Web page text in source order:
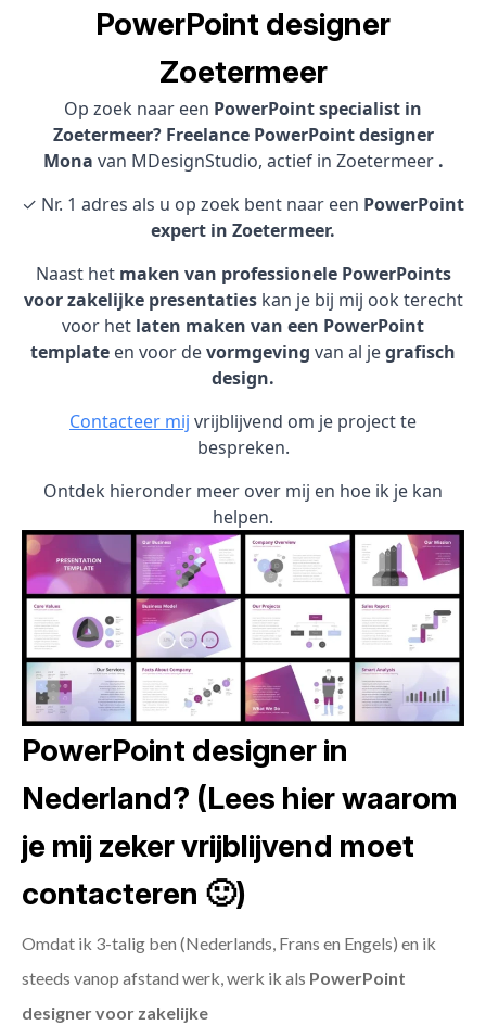
PowerPoint designer
Zoetermeer
Op zoek naar een PowerPoint specialist in
Zoetermeer? Freelance PowerPoint designer
Mona van MDesignStudio, actief in Zoetermeer .
✓ Nr. 1 adres als u op zoek bent naar een PowerPoint
expert in Zoetermeer.
Naast het maken van professionele PowerPoints
voor zakelijke presentatieskan je bij mij ook terecht
voor het laten maken van een PowerPoint
template en voor devormgeving van al jegrafisch
design.
Contacteer mij vrijblijvend om je project te
bespreken.
Ontdek hieronder meer over mij en hoe ik je kan
helpen.
PowerPoint designer in
Nederland? (Lees hier waarom
je mij zeker vrijblijvend moet
contacteren 🙂)
Omdat ik 3-talig ben (Nederlands, Frans en Engels) en ik
steeds vanop afstand werk, werk ik als PowerPoint
designer voor zakelijke